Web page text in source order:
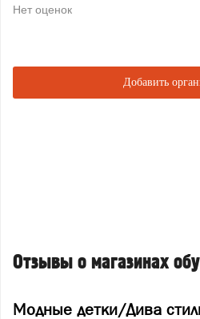
Нет оценок
Добавить
Отзывы о магазинах
Модные детки/Дива